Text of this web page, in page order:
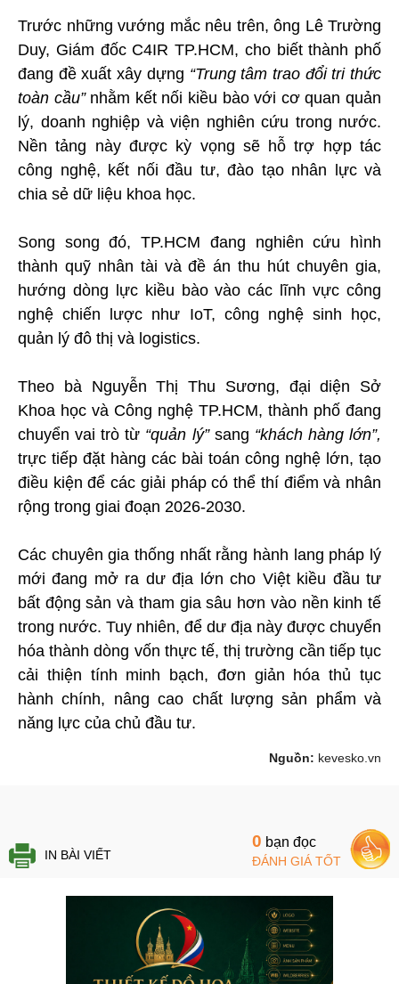
Trước những vướng mắc nêu trên, ông Lê Trường
Duy, Giám đốc C4IR TP.HCM, cho biết thành phố
đang đề xuất xây dựng “Trung tâm trao đổi tri thức
toàn cầu” nhằm kết nối kiều bào với cơ quan quản
lý, doanh nghiệp và viện nghiên cứu trong nước.
Nền tảng này được kỳ vọng sẽ hỗ trợ hợp tác
công nghệ, kết nối đầu tư, đào tạo nhân lực và
chia sẻ dữ liệu khoa học.
Song song đó, TP.HCM đang nghiên cứu hình
thành quỹ nhân tài và đề án thu hút chuyên gia,
hướng dòng lực kiều bào vào các lĩnh vực công
nghệ chiến lược như IoT, công nghệ sinh học,
quản lý đô thị và logistics.
Theo bà Nguyễn Thị Thu Sương, đại diện Sở
Khoa học và Công nghệ TP.HCM, thành phố đang
chuyển vai trò từ “quản lý”sang “khách hàng lớn”,
trực tiếp đặt hàng các bài toán công nghệ lớn, tạo
điều kiện để các giải pháp có thể thí điểm và nhân
rộng trong giai đoạn 2026-2030.
Các chuyên gia thống nhất rằng hành lang pháp lý
mới đang mở ra dư địa lớn cho Việt kiều đầu tư
bất động sản và tham gia sâu hơn vào nền kinh tế
trong nước. Tuy nhiên, để dư địa này được chuyển
hóa thành dòng vốn thực tế, thị trường cần tiếp tục
cải thiện tính minh bạch, đơn giản hóa thủ tục
hành chính, nâng cao chất lượng sản phẩm và
năng lực của chủ đầu tư.
Nguồn: kevesko.vn
IN BÀI VIẾT
0 bạn đọc
ĐÁNH GIÁ TỐT